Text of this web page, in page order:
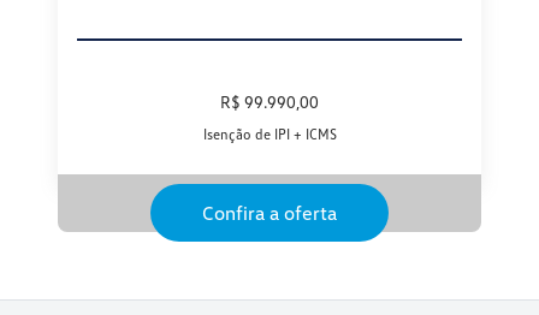
R$ 99.990,00
Isenção de IPI + ICMS
Confira a oferta